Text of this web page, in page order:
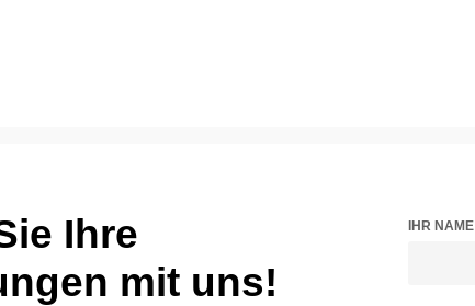
Ihre
mit uns!
IHR NAME